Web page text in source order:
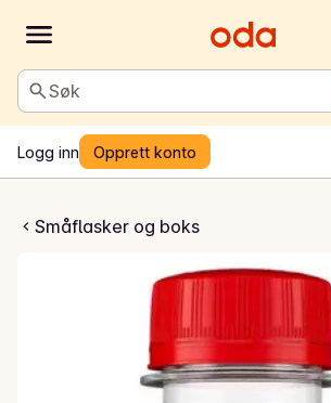
Søk
Logg inn Opprett konto
Småflasker og boks
Cola